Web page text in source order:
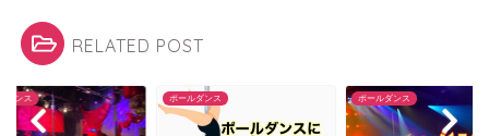
RELATED POST
ダンス ポールダンス ポールダンス